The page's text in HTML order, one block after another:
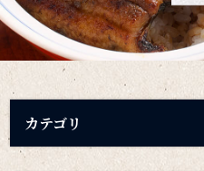
カテゴリ